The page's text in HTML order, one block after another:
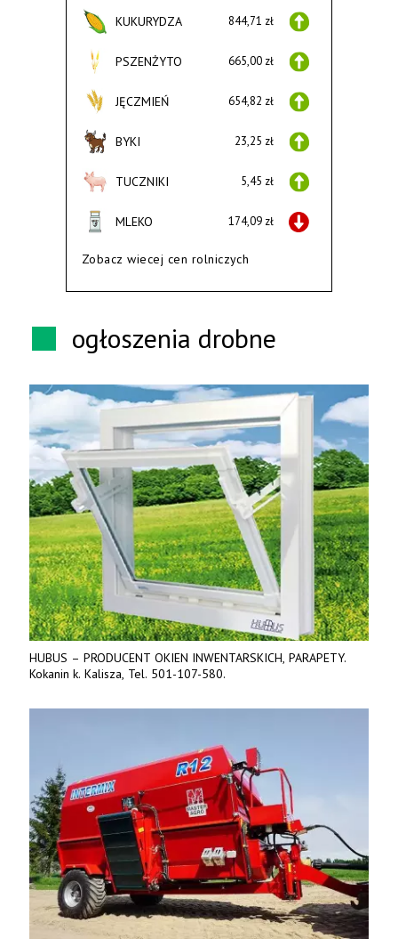
KUKURYDZA 844,71 zł
PSZENŻYTO 665,00 zł
JĘCZMIEŃ 654,82 zł
BYKI 23,25 zł
TUCZNIKI 5,45 zł
MLEKO 174,09 zł
Zobacz wiecej cen rolniczych
ogłoszenia drobne
HUBUS – PRODUCENT OKIEN INWENTARSKICH, PARAPETY.
Kokanin k. Kalisza, Tel. 501-107-580.